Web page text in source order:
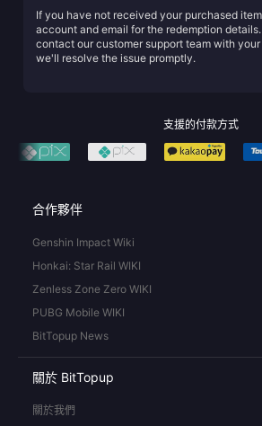
If you have not received your purchased
account and email for the redemption details.
contact our customer support team with
we'll resolve the issue promptly.
支援的付款方式
合作夥伴
Genshin Impact Wiki
Honkai: Star Rail WIKI
Zenless Zone Zero WIKI
PUBG Mobile WIKI
BitTopup News
關於 BitTopup
關於我們